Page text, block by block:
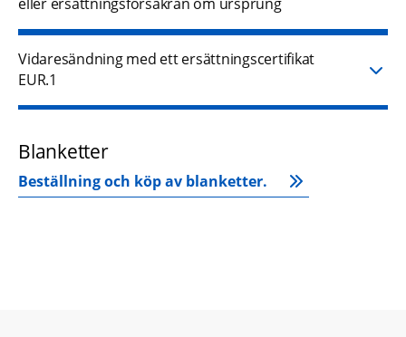
Vidaresändning med ett ersättningscertifikat
EUR.1
Blanketter
Beställning och köp av blanketter.